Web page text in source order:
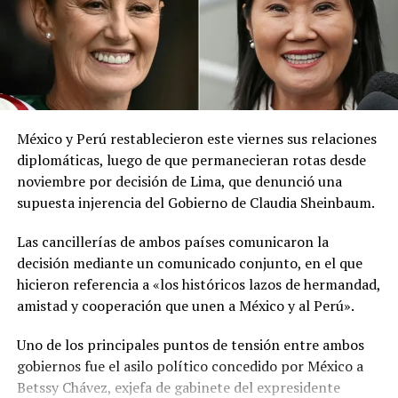
El ministerio agregó que, pese a la presencia del polvo
del Sahara, se esperan lluvias durante los próximos días,
por lo que pidió a la población mantenerse atenta a la
información oficial sobre las condiciones
meteorológicas.
Las autoridades reiteraron el llamado a consultar los
canales oficiales del MARN y adoptar las medidas de
prevención necesarias para reducir los efectos de este
fenómeno atmosférico, especialmente entre las
personas con mayor riesgo de complicaciones de salud.
Comparte esto:
Facebook X
Me gusta esto:
México y Perú restablecieron este viernes sus relaciones
diplomáticas, luego de que permanecieran rotas desde
noviembre por decisión de Lima, que denunció una
supuesta injerencia del Gobierno de Claudia Sheinbaum.
Las cancillerías de ambos países comunicaron la
decisión mediante un comunicado conjunto, en el que
hicieron referencia a «los históricos lazos de hermandad,
amistad y cooperación que unen a México y al Perú».
Uno de los principales puntos de tensión entre ambos
gobiernos fue el asilo político concedido por México a
Betssy Chávez, exjefa de gabinete del expresidente